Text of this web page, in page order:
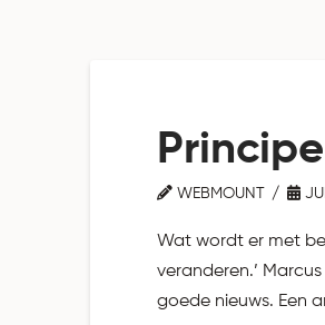
WEBMOUNT
Wat wordt er met
veranderen.’
goede nieuws. Een